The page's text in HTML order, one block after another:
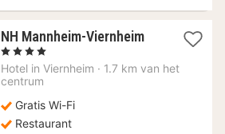
NH Mannheim-Viernheim1
vanaf
, 4 Sterren
Hotel in Viernheim · 1.7 km van het
centrum
Gratis Wi-Fi
Restaurant